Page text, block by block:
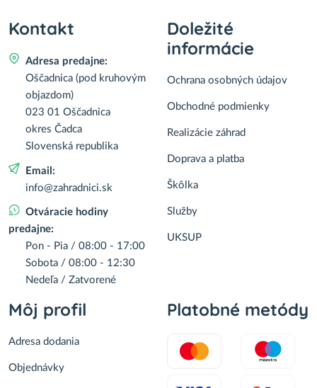
Kontakt
Adresa predajne:
Oščadnica (pod kruhovým
objazdom)
023 01 Oščadnica
okres Čadca
Slovenská republika
Email:
info@zahradnici.sk
Otváracie hodiny
predajne:
Pon - Pia / 08:00 - 17:00
Sobota / 08:00 - 12:30
Nedeľa / Zatvorené
Doležité
informácie
Ochrana osobných údajov
Obchodné podmienky
Realizácie záhrad
Doprava a platba
Škôlka
Služby
UKSUP
Môj profil
Adresa dodania
Objednávky
Platobné metódy